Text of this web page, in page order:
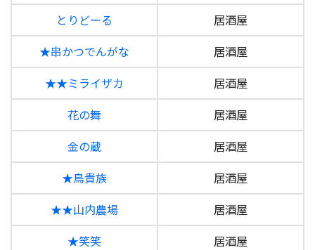
とりどーる
居酒屋
★串かつでんがな
居酒屋
★★ミライザカ
居酒屋
花の舞
居酒屋
金の蔵
居酒屋
★鳥貴族
居酒屋
★★山内農場
居酒屋
★笑笑
居酒屋